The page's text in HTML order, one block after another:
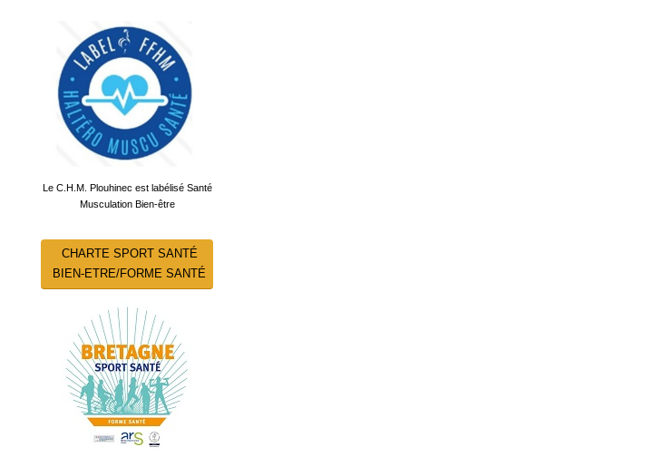
Le C.H.M. Plouhinec est labélisé Santé
Musculation Bien-être
CHARTE SPORT SANTÉ
BIEN-ETRE/FORME SANTÉ